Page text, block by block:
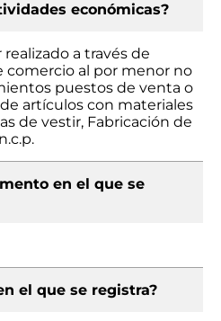
económicas?
a través de
comercio al por menor no
puestos de venta o
artículos con materiales
de vestir, Fabricación de
en el que se
el que se registra?